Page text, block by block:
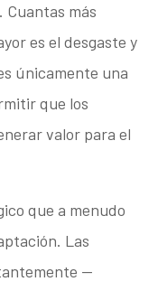
más
es el desgaste y
únicamente una
que los
valor para el
que a menudo
Las
—